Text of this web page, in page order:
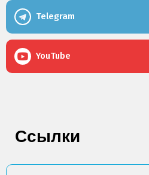
Telegram
YouTube
Ссылки